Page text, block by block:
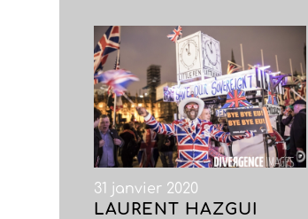
31 janvier 2020
LAURENT HAZGUI